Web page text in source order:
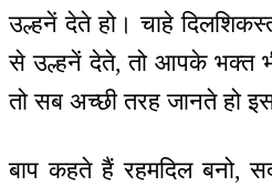
उल्हनें देते हो। चाहे
से उल्हनें देते, तो आपके भक्त
तो सब अच्छी तरह जानते हो
बाप कहते हैं रहमदिल बनो,